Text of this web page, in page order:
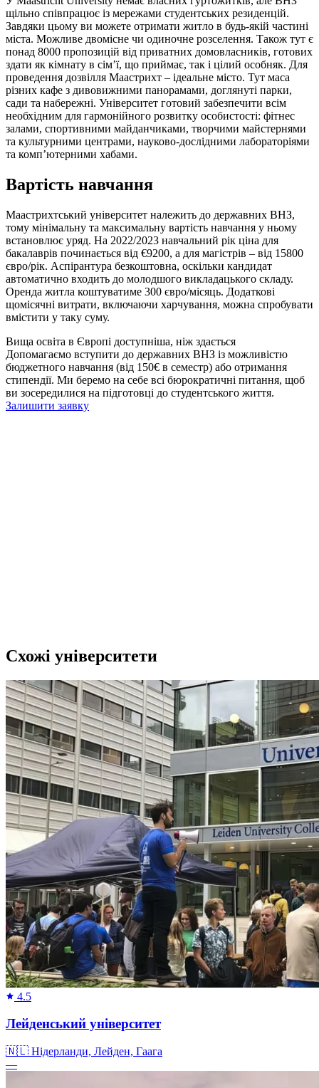
щільно співпрацює із мережами студентських резиденцій.
Завдяки цьому ви можете отримати житло в будь-якій частині
міста. Можливе двомісне чи одиночне розселення. Також тут є
понад 8000 пропозицій від приватних домовласників, готових
здати як кімнату в сім’ї, що приймає, так і цілий особняк. Для
проведення дозвілля Маастрихт – ідеальне місто. Тут маса
різних кафе з дивовижними панорамами, доглянуті парки,
сади та набережні. Університет готовий забезпечити всім
необхідним для гармонійного розвитку особистості: фітнес
залами, спортивними майданчиками, творчими майстернями
та культурними центрами, науково-дослідними лабораторіями
та комп’ютерними хабами.
Вартість навчання
Маастрихтський університет належить до державних ВНЗ,
тому мінімальну та максимальну вартість навчання у ньому
встановлює уряд. На 2022/2023 навчальний рік ціна для
бакалаврів починається від €9200, а для магістрів – від 15800
євро/рік. Аспірантура безкоштовна, оскільки кандидат
автоматично входить до молодшого викладацького складу.
Оренда житла коштуватиме 300 євро/місяць. Додаткові
щомісячні витрати, включаючи харчування, можна спробувати
вмістити у таку суму.
Вища освіта в Європі доступніша, ніж здається
Допомагаємо вступити до державних ВНЗ із можливістю
бюджетного навчання (від 150€ в семестр) або отримання
стипендії. Ми беремо на себе всі бюрократичні питання, щоб
ви зосередилися на підготовці до студентського життя.
Залишити заявку
Схожі університети
4.5
Лейденський університет
🇳🇱 Нідерланди, Лейден, Гаага
—